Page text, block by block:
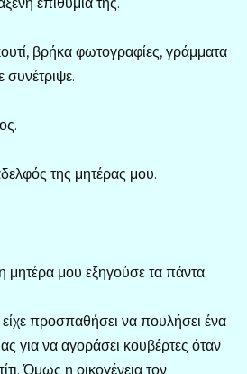
βρήκα φωτογραφίες, γράμματα
συνέτριψε.
της μητέρας μου.
μου εξηγούσε τα πάντα.
προσπαθήσει να πουλήσει ένα
για να αγοράσει κουβέρτες όταν
Όμως η οικογένεια τον